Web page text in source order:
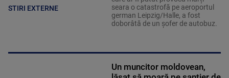
STIRI EXTERNE
seara o catastrofă pe aeroportul
german Leipzig/Halle, a fost
doborâtă de un șofer de autobuz.
Un muncitor moldovean,